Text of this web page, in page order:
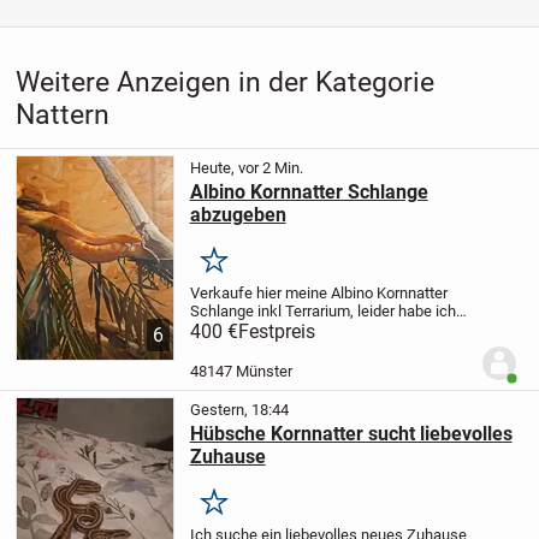
Weitere Anzeigen in der Kategorie
Nattern
6
Heute, vor 2 Min.
Albino Kornnatter Schlange
abzugeben
Merken
Verkaufe hier meine Albino Kornnatter
Schlange inkl Terrarium, leider habe ich
keinen Platz mehr dafür
400 €Festpreis
48147 Münster
Gestern, 18:44
Hübsche Kornnatter sucht liebevolles
Zuhause
Merken
Ich suche ein liebevolles neues Zuhause